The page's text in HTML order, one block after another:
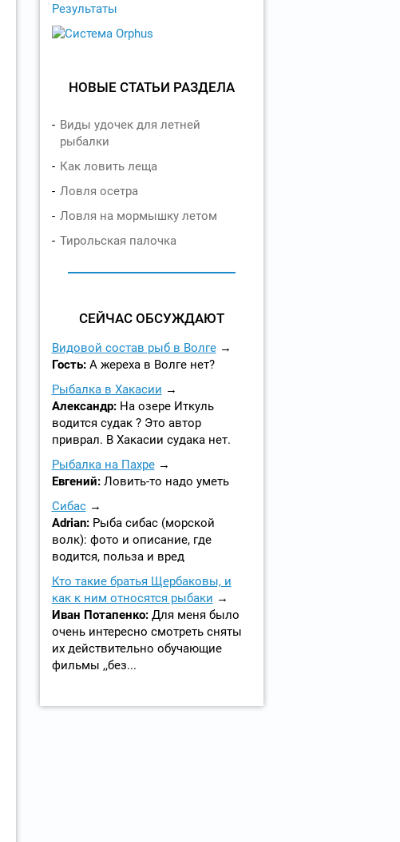
Результаты
НОВЫЕ СТАТЬИ РАЗДЕЛА
Виды удочек для летней
рыбалки
Как ловить леща
Ловля осетра
Ловля на мормышку летом
Тирольская палочка
СЕЙЧАС ОБСУЖДАЮТ
Видовой состав рыб в Волге
Гость: А жереха в Волге нет?
Рыбалка в Хакасии
Александр: На озере Иткуль
водится судак ? Это автор
приврал. В Хакасии судака нет.
Рыбалка на Пахре
Евгений: Ловить-то надо уметь
Сибас
Adrian: Рыба сибас (морской
волк): фото и описание, где
водится, польза и вред
Кто такие братья Щербаковы, и
как к ним относятся рыбаки
Иван Потапенко: Для меня было
очень интересно смотреть сняты
их действительно обучающие
фильмы ,,без...